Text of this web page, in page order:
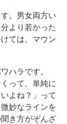
。男女両方い
より若かった
ては、マウン
ハラです。
って、単純に
よね？」って
妙なラインを
き方がぞんざ